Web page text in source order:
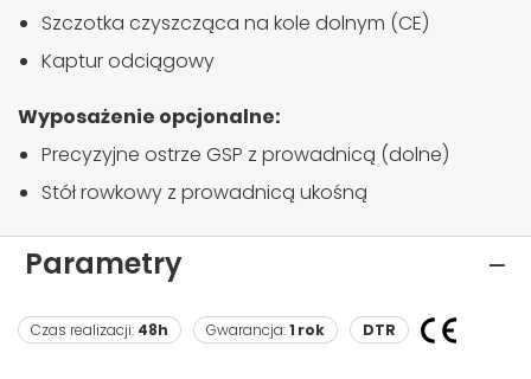
Szczotka czyszcząca na kole dolnym (CE)
Kaptur odciągowy
Wyposażenie opcjonalne:
Precyzyjne ostrze GSP z prowadnicą (dolne)
Stół rowkowy z prowadnicą ukośną
Parametry
Czas realizacji: 48h Gwarancja:1 rok DTR